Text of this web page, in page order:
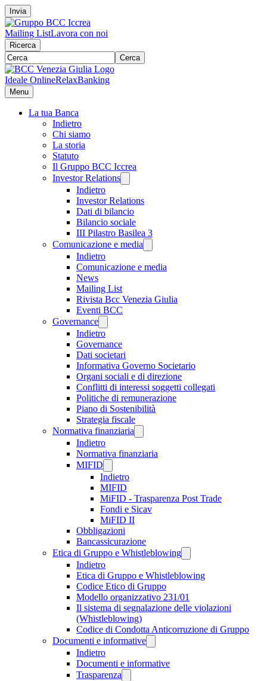
Invia
Mailing ListLavora con noi
Ricerca
Cerca
Ideale OnlineRelaxBanking
Menu
La tua Banca
Indietro
Chi siamo
La storia
Statuto
Il Gruppo BCC Iccrea
Investor Relations
Indietro
Investor Relations
Dati di bilancio
Bilancio sociale
III Pilastro Basilea 3
Comunicazione e media
Indietro
Comunicazione e media
News
Mailing List
Rivista Bcc Venezia Giulia
Eventi BCC
Governance
Indietro
Governance
Dati societari
Informativa Governo Societario
Organi sociali e di direzione
Conflitti di interessi soggetti collegati
Politiche di remunerazione
Piano di Sostenibilità
Strategia fiscale
Normativa finanziaria
Indietro
Normativa finanziaria
MIFID
Indietro
MIFID
MiFID - Trasparenza Post Trade
Fondi e Sicav
MiFID II
Obbligazioni
Bancassicurazione
Etica di Gruppo e Whistleblowing
Indietro
Etica di Gruppo e Whistleblowing
Codice Etico di Gruppo
Modello organizzativo 231/01
Il sistema di segnalazione delle violazioni
(Whistleblowing)
Codice di Condotta Anticorruzione di Gruppo
Documenti e informative
Indietro
Documenti e informative
Trasparenza